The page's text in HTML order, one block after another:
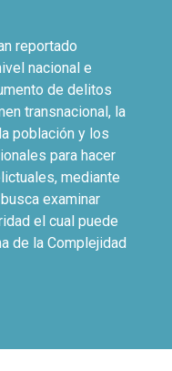
reportado
nacional e
de delitos
transnacional, la
población y los
para hacer
mediante
examinar
el cual puede
de la Complejidad